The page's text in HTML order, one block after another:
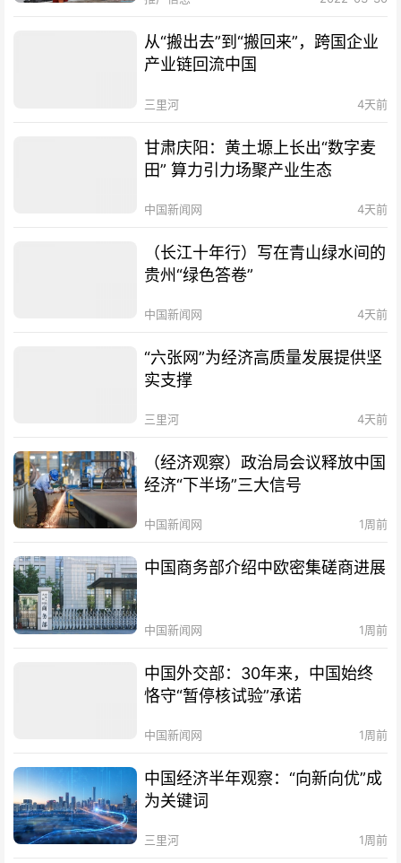
从“搬出去”到“搬回来”，跨国企业
产业链回流中国
三里河 4天前
甘肃庆阳：黄土塬上长出“数字麦
田” 算力引力场聚产业生态
中国新闻网 4天前
（长江十年行）写在青山绿水间的
贵州“绿色答卷”
中国新闻网 4天前
“六张网”为经济高质量发展提供坚
实支撑
三里河 4天前
（经济观察）政治局会议释放中国
经济“下半场”三大信号
中国新闻网 1周前
中国商务部介绍中欧密集磋商进展
中国新闻网 1周前
中国外交部：30年来，中国始终
恪守“暂停核试验”承诺
中国新闻网 1周前
中国经济半年观察：“向新向优”成
为关键词
三里河 1周前